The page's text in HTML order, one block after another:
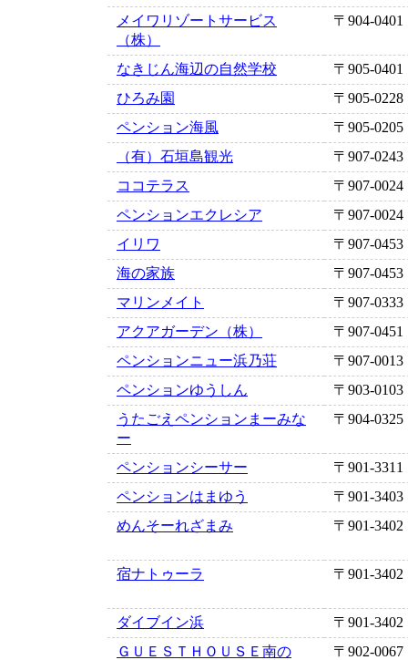
メイワリゾートサービス
（株）
〒904-0401
なきじん海辺の自然学校
〒905-0401
ひろみ園
〒905-0228
ペンション海風
〒905-0205
（有）石垣島観光
〒907-0243
ココテラス
〒907-0024
ペンションエクレシア
〒907-0024
イリワ
〒907-0453
海の家族
〒907-0453
マリンメイト
〒907-0333
アクアガーデン（株）
〒907-0451
ペンションニュー浜乃荘
〒907-0013
ペンションゆうしん
〒903-0103
うたごえペンションまーみな
ー
〒904-0325
ペンションシーサー
〒901-3311
ペンションはまゆう
〒901-3403
めんそーれざまみ
〒901-3402
宿ナトゥーラ 〒901-3402
ダイブイン浜
〒901-3402
ＧＵＥＳＴＨＯＵＳＥ南の
〒902-0067